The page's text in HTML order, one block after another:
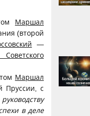
Маршал
(второй
—
Маршал
Пруссии, с
в деле